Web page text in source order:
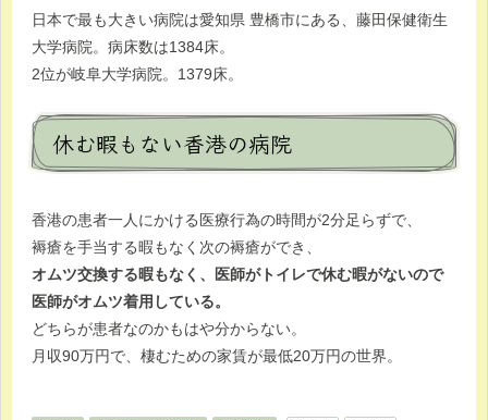
日本で最も大きい病院は愛知県 豊橋市にある、藤田保健衛生
大学病院。病床数は1384床。
2位が岐阜大学病院。1379床。
休む暇もない香港の病院
香港の患者一人にかける医療行為の時間が2分足らずで、
褥瘡を手当する暇もなく次の褥瘡ができ、
オムツ交換する暇もなく、医師がトイレで休む暇がないので
医師がオムツ着用している。
どちらが患者なのかもはや分からない。
月収90万円で、棲むための家賃が最低20万円の世界。